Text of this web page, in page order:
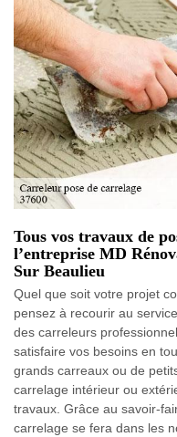
Tous vos travaux de
l’entreprise MD
Sur Beaulieu
Quel que soit votre projet
pensez à recourir au
des carreleurs
satisfaire vos besoins en
grands carreaux ou de
carrelage intérieur ou
travaux. Grâce au savoir-
carrelage se fera dans les